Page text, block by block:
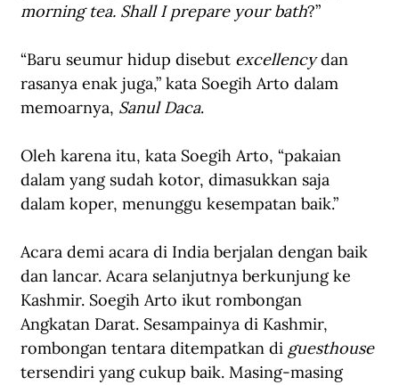
morning tea. Shall I prepare your bath?”
“Baru seumur hidup disebut excellency dan
rasanya enak juga,” kata Soegih Arto dalam
memoarnya, Sanul Daca.
Oleh karena itu, kata Soegih Arto, “pakaian
dalam yang sudah kotor, dimasukkan saja
dalam koper, menunggu kesempatan baik.”
Acara demi acara di India berjalan dengan baik
dan lancar. Acara selanjutnya berkunjung ke
Kashmir. Soegih Arto ikut rombongan
Angkatan Darat. Sesampainya di Kashmir,
rombongan tentara ditempatkan di guesthouse
tersendiri yang cukup baik. Masing-masing